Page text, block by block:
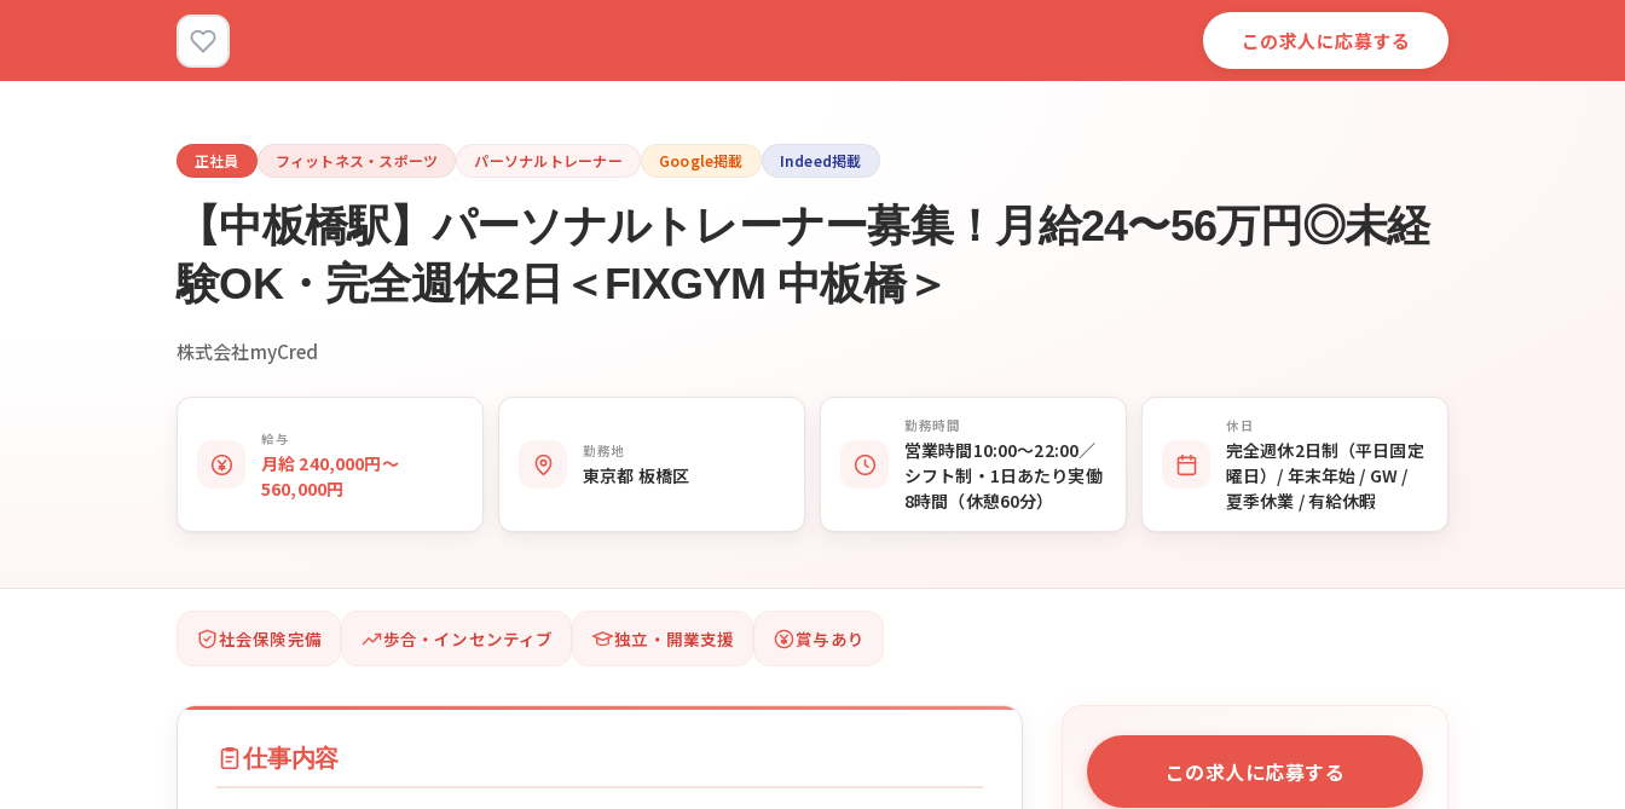
この求人に応募する
正社員 フィットネス・スポーツ パーソナルトレーナー Google掲載 Indeed掲載
【中板橋駅】パーソナルトレーナー募集！月給24〜56万円◎未経
験OK・完全週休2日＜FIXGYM 中板橋＞
株式会社myCred
給与
月給 240,000円〜
560,000円
勤務地
東京都 板橋区
勤務時間
営業時間10:00〜22:00／
シフト制・1日あたり実働
8時間（休憩60分）
休日
完全週休2日制（平日固定
曜日）/ 年末年始 / GW /
夏季休業 / 有給休暇
社会保険完備 歩合・インセンティブ 独立・開業支援 賞与あり
仕事内容 この求人に応募する